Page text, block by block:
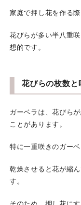
家庭で押し花を作る際
花びらが多い半八重
想的です。
花びらの枚数と
ガーベラは、花びら
ことがあります。
特に一重咲きのガー
乾燥させると花が縮
す。